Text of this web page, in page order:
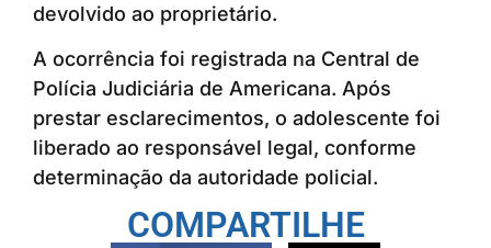
devolvido ao proprietário.
A ocorrência foi registrada na Central de
Polícia Judiciária de Americana. Após
prestar esclarecimentos, o adolescente foi
liberado ao responsável legal, conforme
determinação da autoridade policial.
COMPARTILHE